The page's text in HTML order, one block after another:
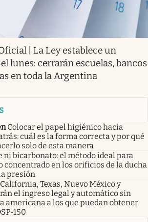
| La Ley establece un
lunes: cerrarán escuelas, bancos
en toda la Argentina
Colocar el papel higiénico hacia
cuál es la forma correcta y por qué
solo de esta manera
ni bicarbonato: el método ideal para
en los orificios de la ducha
presión
Texas, Nuevo México y
el ingreso legal y automático sin
americana a los que puedan obtener
150